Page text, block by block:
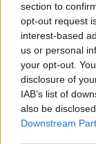
section to
opt-out request
interest-based
us or personal
your opt-out.
disclosure of
IAB’s list of
also be
Downstream